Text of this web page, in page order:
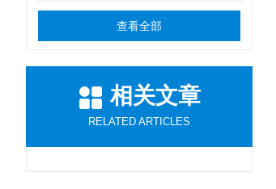
查看全部
相关文章
RELATED ARTICLES